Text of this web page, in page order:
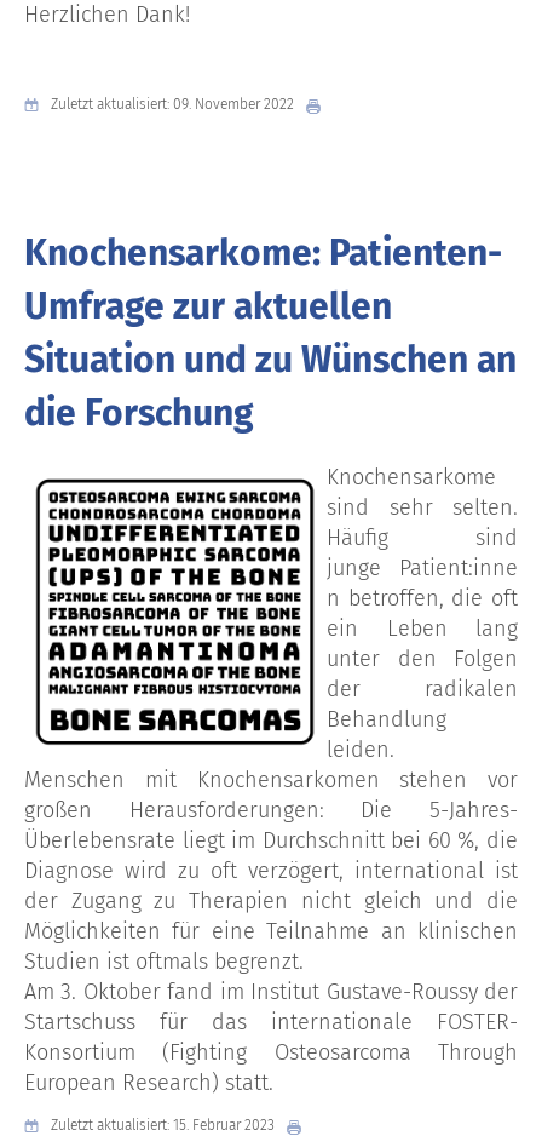
Herzlichen Dank!
Zuletzt aktualisiert: 09. November 2022
Knochensarkome: Patienten-
Umfrage zur aktuellen
Situation und zu Wünschen an
die Forschung
Knochensarkome
sind sehr selten.
Häufig sind
junge Patient:inne
n betroffen, die oft
ein Leben lang
unter den Folgen
der radikalen
Behandlung
leiden.
Menschen mit Knochensarkomen stehen vor
großen Herausforderungen: Die 5-Jahres-
Überlebensrate liegt im Durchschnitt bei 60 %, die
Diagnose wird zu oft verzögert, international ist
der Zugang zu Therapien nicht gleich und die
Möglichkeiten für eine Teilnahme an klinischen
Studien ist oftmals begrenzt.
Am 3. Oktober fand im Institut Gustave-Roussy der
Startschuss für das internationale FOSTER-
Konsortium (Fighting Osteosarcoma Through
European Research) statt.
Zuletzt aktualisiert: 15. Februar 2023